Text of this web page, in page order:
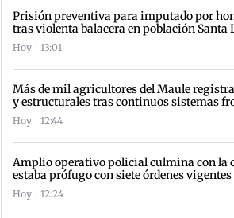
Prisión preventiva para imputado por
tras violenta balacera en población Santa
Hoy | 13:01
Más de mil agricultores del Maule
y estructurales tras continuos sistemas
Hoy | 12:44
Amplio operativo policial culmina con la
estaba prófugo con siete órdenes vigentes
Hoy | 12:24